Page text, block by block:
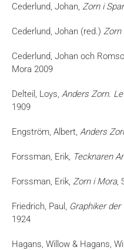
Cederlund, Johan, Zorn i
Cederlund, Johan (red.) Zorn
Cederlund, Johan och
Mora 2009
Delteil, Loys, Anders Zorn.
1909
Engström, Albert, Anders
Forssman, Erik, Tecknaren
Forssman, Erik, Zorn i Mora,
Friedrich, Paul, Graphiker
1924
Hagans, Willow & Hagans,